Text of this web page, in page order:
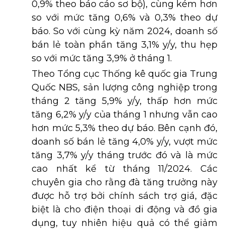
0,9% theo báo cáo sơ bộ), cùng kém hơn
so với mức tăng 0,6% và 0,3% theo dự
báo. So với cùng kỳ năm 2024, doanh số
bán lẻ toàn phần tăng 3,1% y/y, thu hẹp
so với mức tăng 3,9% ở tháng 1.
Theo Tổng cục Thống kê quốc gia Trung
Quốc NBS, sản lượng công nghiệp trong
tháng 2 tăng 5,9% y/y, thấp hơn mức
tăng 6,2% y/y của tháng 1 nhưng vẫn cao
hơn mức 5,3% theo dự báo. Bên cạnh đó,
doanh số bán lẻ tăng 4,0% y/y, vượt mức
tăng 3,7% y/y tháng trước đó và là mức
cao nhất kể từ tháng 11/2024. Các
chuyên gia cho rằng đà tăng trưởng này
được hỗ trợ bởi chính sách trợ giá, đặc
biệt là cho điện thoại di động và đồ gia
dụng, tuy nhiên hiệu quả có thể giảm